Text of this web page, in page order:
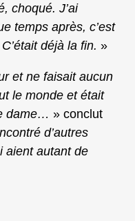
choqué. J’ai
temps après, c’est
déjà la fin. »
et ne faisait aucun
le monde et était
dame… » conclut
d’autres
aient autant de